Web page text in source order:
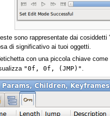
sono rappresentate dai cosiddetti
di significativo ai tuoi oggetti.
con una piccola chiave
"0f, 0f, (JMP)" .